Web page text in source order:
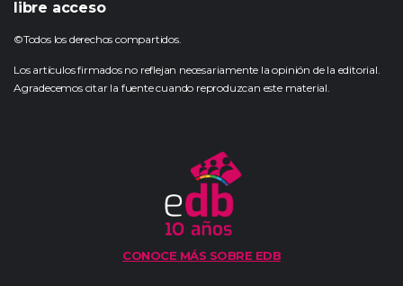
libre acceso
©Todos los derechos compartidos.
Los artículos firmados no reflejan necesariamente la opinión de la editorial.
Agradecemos citar la fuente cuando reproduzcan este material.
CONOCE MÁS SOBRE EDB